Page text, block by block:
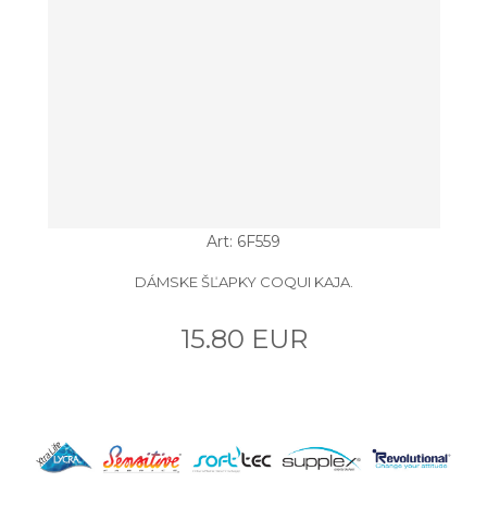
Art: 6F559
DÁMSKE ŠĽAPKY COQUI KAJA.
15.80 EUR